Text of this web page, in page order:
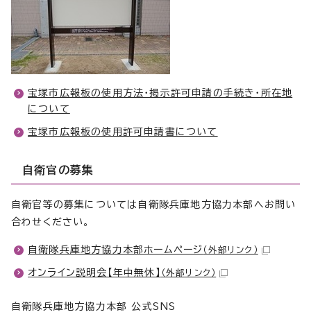
宝塚市広報板の使用方法・掲示許可申請の手続き・所在地
について
宝塚市広報板の使用許可申請書について
自衛官の募集
自衛官等の募集については自衛隊兵庫地方協力本部へお問い
合わせください。
自衛隊兵庫地方協力本部ホームページ （外部リンク）
オンライン説明会【年中無休】 （外部リンク）
自衛隊兵庫地方協力本部 公式SNS